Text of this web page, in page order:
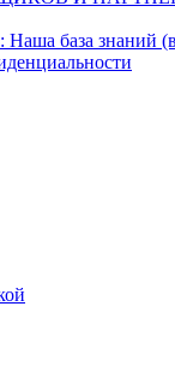
Наша база знаний